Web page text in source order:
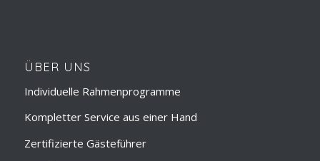
ÜBER UNS
Individuelle Rahmenprogramme
Kompletter Service aus einer Hand
Zertifizierte Gästeführer